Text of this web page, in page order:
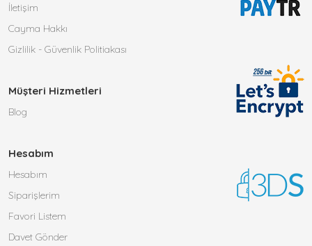
İletişim
Cayma Hakkı
Gizlilik - Güvenlik Politiakası
Müşteri Hizmetleri
Blog
Hesabım
Hesabım
Siparişlerim
Favori Listem
Davet Gönder